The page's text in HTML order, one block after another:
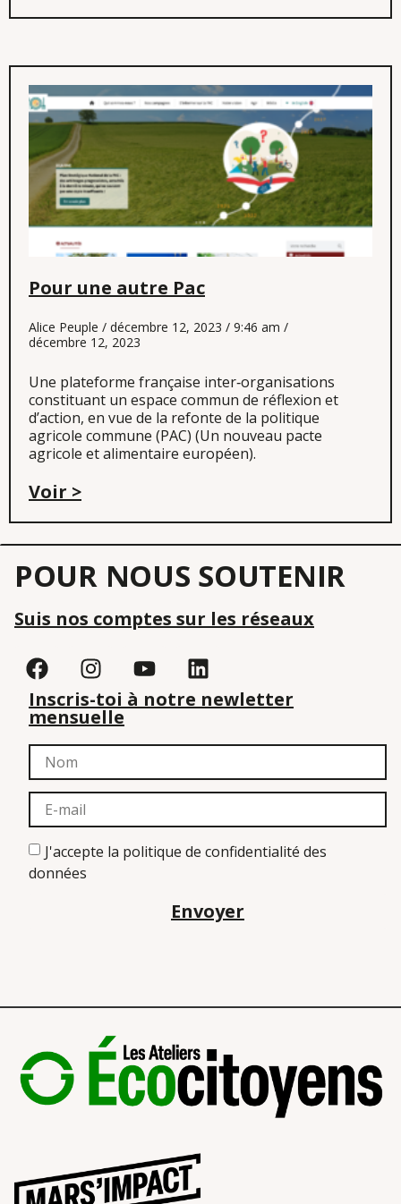
Pour une autre Pac
Alice Peuple décembre 12, 2023
9:46 am
décembre 12, 2023
Une plateforme française inter‐organisations
constituant un espace commun de réflexion et
d’action, en vue de la refonte de la politique
agricole commune (PAC) (Un nouveau pacte
agricole et alimentaire européen).
Voir >
POUR NOUS SOUTENIR
Suis nos comptes sur les réseaux
Inscris-toi à notre newletter
mensuelle
J'accepte la politique de confidentialité des
données
Envoyer